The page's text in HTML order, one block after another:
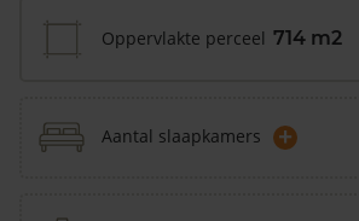
Oppervlakte perceel 714 m2
Aantal slaapkamers +